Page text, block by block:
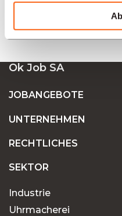
Stellenangebote
Ok Job SA
JOBANGEBOTE
UNTERNEHMEN
RECHTLICHES
SEKTOR
Industrie
Uhrmacherei